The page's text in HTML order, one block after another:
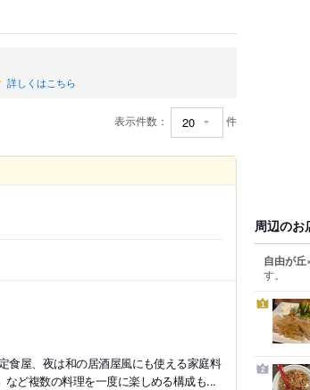
詳しくはこちら
表示件数： 件
食屋、夜は和の居酒屋風にも使える家庭料
ど複数の料理を一度に楽しめる構成も...
周辺のお
自由が丘
す。
1
2